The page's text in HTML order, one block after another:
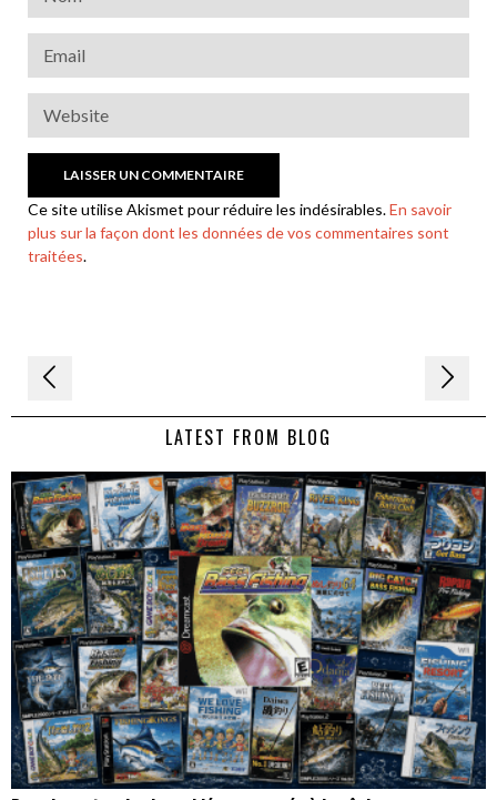
Ce site utilise Akismet pour réduire les indésirables.En savoir
plus sur la façon dont les données de vos commentaires sont
traitées.
Navigation
de LATEST FROM BLOG